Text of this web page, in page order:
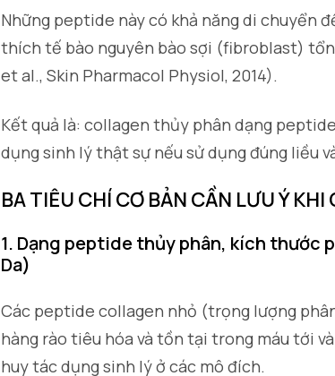
Những peptide này có khả năng di chuyển
thích tế bào nguyên bào sợi (fibroblast)
et al., Skin Pharmacol Physiol, 2014).
Kết quả là: collagen thủy phân dạng
dụng sinh lý thật sự nếu sử dụng đúng liều
BA TIÊU CHÍ CƠ BẢN CẦN LƯU Ý
1. Dạng peptide thủy phân, kích thước
Da)
Các peptide collagen nhỏ (trọng lượng
hàng rào tiêu hóa và tồn tại trong máu tới
huy tác dụng sinh lý ở các mô đích.